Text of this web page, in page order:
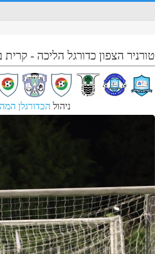
טורניר הצפון כדורגל הליכה - קרית
ניהול הכדורגלן